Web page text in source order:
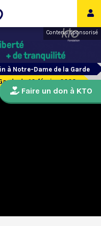
Contenu sponsorisé
à Notre-Dame de la Garde
du 10 février 2023
Faire un don à KTO